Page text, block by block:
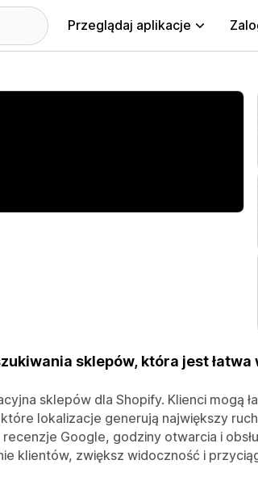
Przeglądaj aplikacje
sklepów, która jest łatwa
sklepów dla Shopify. Klienci mogą
lokalizacje generują największy
Google, godziny otwarcia i
klientów, zwiększ widoczność i